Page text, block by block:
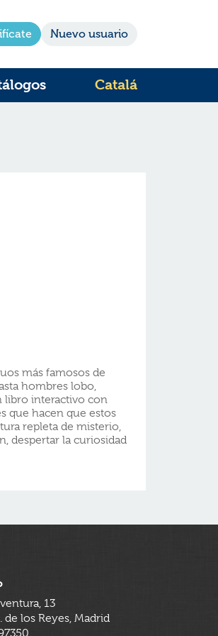
Nuevo usuario
Catalá
más famosos de
hombres lobo,
libro interactivo con
que hacen que estos
repleta de misterio,
despertar la curiosidad
13
de los Reyes, Madrid